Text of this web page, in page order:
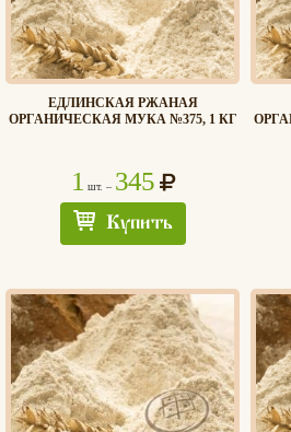
ЕДЛИНСКАЯ РЖАНАЯ
ОРГАНИЧЕСКАЯ МУКА №375, 1 КГ
1 шт. – 345
Купить